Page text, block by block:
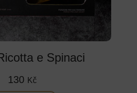
e Spinaci
130 Kč